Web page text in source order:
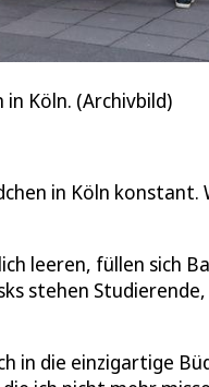
Köln. (Archivbild)
in Köln konstant.
leeren, füllen sich
stehen
in die einzigartige